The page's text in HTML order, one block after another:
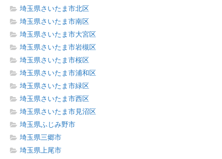
埼玉県さいたま市北区
埼玉県さいたま市南区
埼玉県さいたま市大宮区
埼玉県さいたま市岩槻区
埼玉県さいたま市桜区
埼玉県さいたま市浦和区
埼玉県さいたま市緑区
埼玉県さいたま市西区
埼玉県さいたま市見沼区
埼玉県ふじみ野市
埼玉県三郷市
埼玉県上尾市